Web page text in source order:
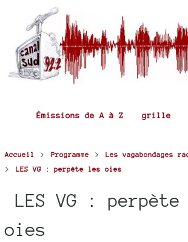
Émissions de A à Z grille
Accueil > Programme > Les vagabondages
> LES VG : perpète les oies
LES VG :
oies